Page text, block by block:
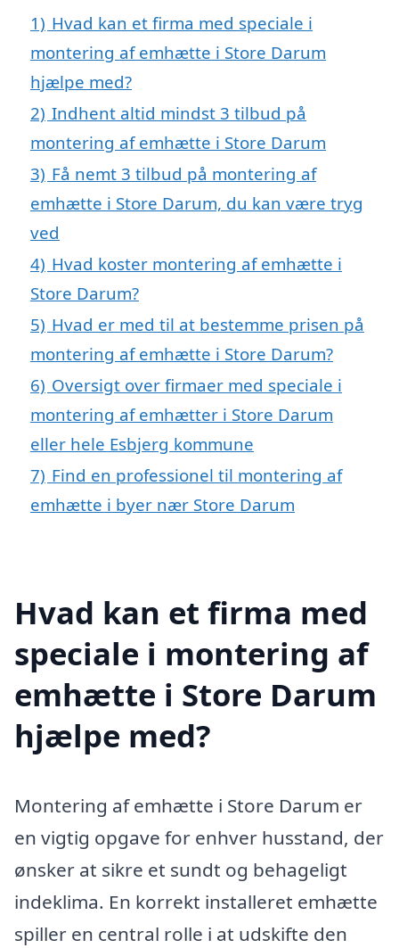
1) Hvad kan et firma med speciale i
montering af emhætte i Store Darum
hjælpe med?
2) Indhent altid mindst 3 tilbud på
montering af emhætte i Store Darum
3) Få nemt 3 tilbud på montering af
emhætte i Store Darum, du kan være tryg
ved
4) Hvad koster montering af emhætte i
Store Darum?
5) Hvad er med til at bestemme prisen på
montering af emhætte i Store Darum?
6) Oversigt over firmaer med speciale i
montering af emhætter i Store Darum
eller hele Esbjerg kommune
7) Find en professionel til montering af
emhætte i byer nær Store Darum
Hvad kan et firma med
speciale i montering af
emhætte i Store Darum
hjælpe med?
Montering af emhætte i Store Darum er
en vigtig opgave for enhver husstand, der
ønsker at sikre et sundt og behageligt
indeklima. En korrekt installeret emhætte
spiller en central rolle i at udskifte den